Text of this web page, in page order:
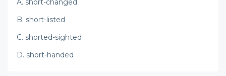
A. short-changed
B. short-listed
C. shorted-sighted
D. short-handed